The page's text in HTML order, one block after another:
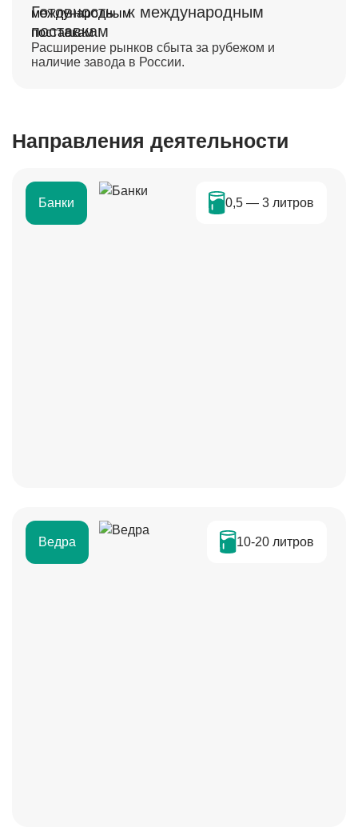
Готовность к международным
поставкам
Расширение рынков сбыта за рубежом и
наличие завода в России.
Направления деятельности
Банки 0,5 — 3 литров
Ведра 10-20 литров